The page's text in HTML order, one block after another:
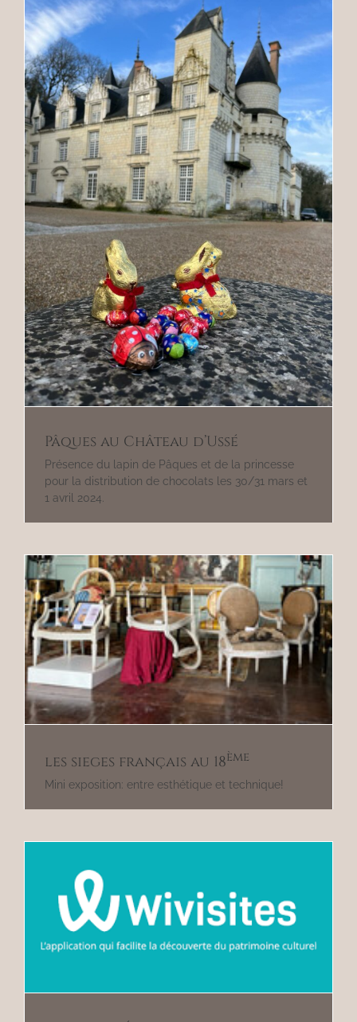
Pâques au Château d’Ussé
Présence du lapin de Pâques et de la princesse
pour la distribution de chocolats les 30/31 mars et
1 avril 2024.
les sieges français au 18ème
Mini exposition: entre esthétique et technique!